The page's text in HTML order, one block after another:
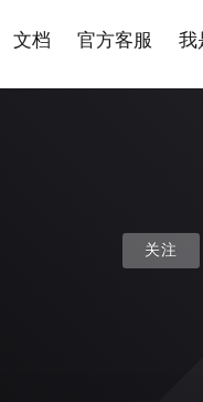
文档 官方客服 我
关注